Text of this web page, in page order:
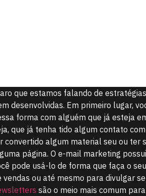
que estamos falando de
desenvolvidas. Em primeiro lugar,
forma com alguém que já esteja
que já tenha tido algum contato
convertido algum material seu ou ter
página. O e-mail marketing
pode usá-lo de forma que faça o
vendas ou até mesmo para divulgar
são o meio mais comum para